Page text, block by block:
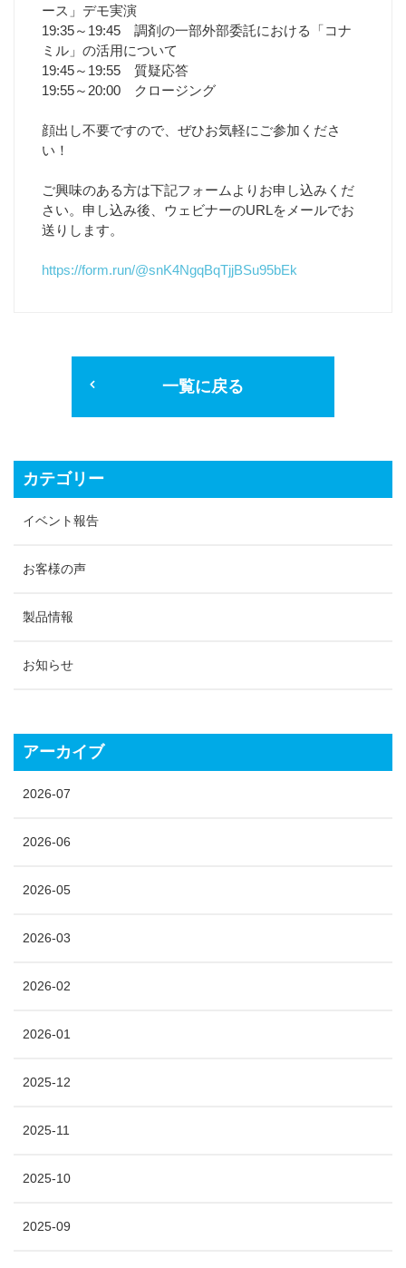
ース」デモ実演
19:35～19:45 調剤の一部外部委託における「コナ
ミル」の活用について
19:45～19:55 質疑応答
19:55～20:00 クロージング
顔出し不要ですので、ぜひお気軽にご参加くださ
い！
ご興味のある方は下記フォームよりお申し込みくだ
さい。申し込み後、ウェビナーのURLをメールでお
送りします。
https://form.run/@snK4NgqBqTjjBSu95bEk
一覧に戻る
カテゴリー
イベント報告
お客様の声
製品情報
お知らせ
アーカイブ
2026-07
2026-06
2026-05
2026-03
2026-02
2026-01
2025-12
2025-11
2025-10
2025-09